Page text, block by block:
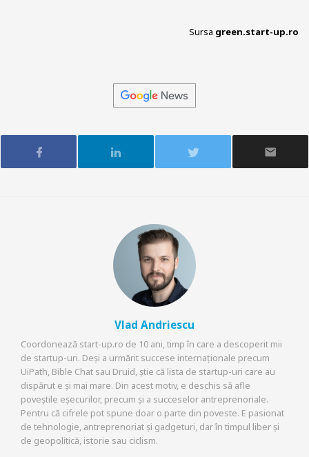
Sursa green.start-up.ro
Vlad Andriescu
Coordonează start-up.ro de 10 ani, timp în care a descoperit mii
de startup-uri. Deși a urmărit succese internaționale precum
UiPath, Bible Chat sau Druid, știe că lista de startup-uri care au
dispărut e și mai mare. Din acest motiv, e deschis să afle
poveștile eșecurilor, precum și a succeselor antreprenoriale.
Pentru că cifrele pot spune doar o parte din poveste. E pasionat
de tehnologie, antreprenoriat și gadgeturi, dar în timpul liber și
de geopolitică, istorie sau ciclism.